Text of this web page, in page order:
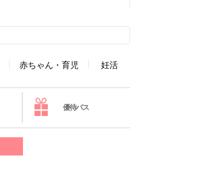
赤ちゃん・育児 妊活
優待パス